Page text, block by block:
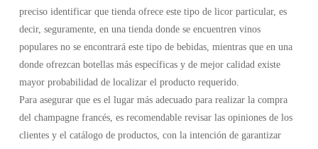
preciso identificar que tienda ofrece este tipo de licor particular, es
decir, seguramente, en una tienda donde se encuentren vinos
populares no se encontrará este tipo de bebidas, mientras que en una
donde ofrezcan botellas más específicas y de mejor calidad existe
mayor probabilidad de localizar el producto requerido.
Para asegurar que es el lugar más adecuado para realizar la compra
del champagne francés, es recomendable revisar las opiniones de los
clientes y el catálogo de productos, con la intención de garantizar